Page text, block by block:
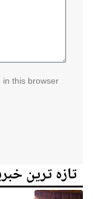
in this browser
تازہ ترین